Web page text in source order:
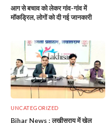
आग से बचाव को लेकर गांव-गांव में
मॉकड्रिल, लोगों को दी गई जानकारी
UNCATEGORIZED
Bihar News : लखीसराय में खेल